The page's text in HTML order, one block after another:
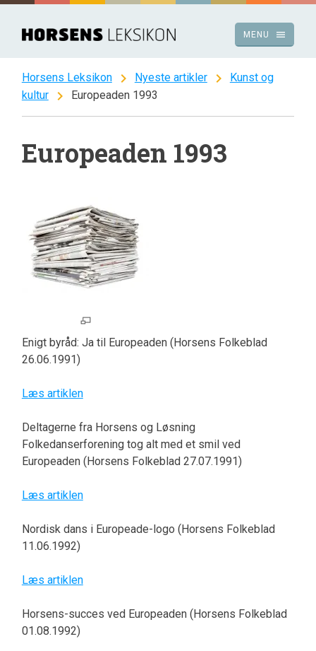
Spring
indhold
menu
MENU
Horsens Leksikon chevron_right Nyeste artikler chevron_right
Kunst og
kultur
chevron_right Europeaden 1993
Europeaden 1993
Enigt byråd: Ja til Europeaden (Horsens Folkeblad
26.06.1991)
Læs artiklen
Deltagerne fra Horsens og Løsning
Folkedanserforening tog alt med et smil ved
Europeaden (Horsens Folkeblad 27.07.1991)
Læs artiklen
Nordisk dans i Europeade-logo (Horsens Folkeblad
11.06.1992)
Læs artiklen
Horsens-succes ved Europeaden (Horsens Folkeblad
01.08.1992)